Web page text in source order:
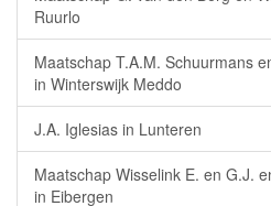
Ruurlo
Maatschap T.A.M. Schuurmans
in Winterswijk Meddo
J.A. Iglesias in Lunteren
Maatschap Wisselink E. en G.J.
in Eibergen